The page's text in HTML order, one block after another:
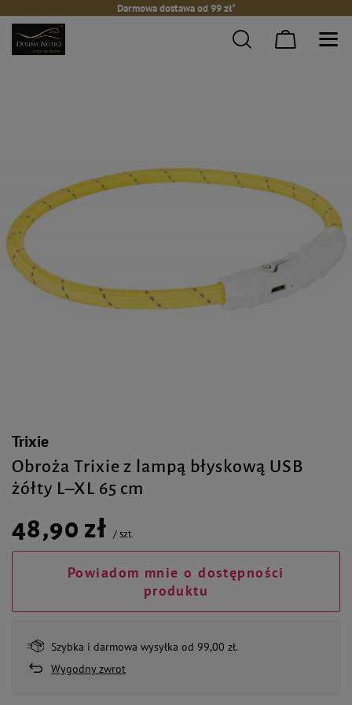
Darmowa dostawa od 99 zł*
Trixie
Obroża Trixie z lampą błyskową USB
żółty L–XL 65 cm
48,90 zł /szt.
Powiadom mnie o dostępności
produktu
Szybka i darmowa wysyłka od 99,00 zł.
Wygodny zwrot